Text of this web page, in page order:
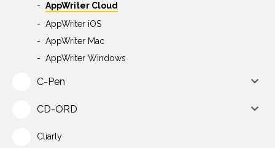
AppWriter Cloud
AppWriter iOS
AppWriter Mac
AppWriter Windows
C-Pen
CD-ORD
Cliarly